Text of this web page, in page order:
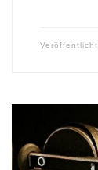
Veröffentlicht